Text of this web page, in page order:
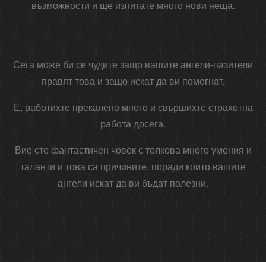
възможности и ще изпитате много нови неща.
Сега може би се чудите защо вашите ангели-пазители
правят това и защо искат да ви помогнат.
Е, работихте прекалено много и свършихте страхотна
работа досега.
Вие сте фантастичен човек с толкова много умения и
таланти и това са причините, поради които вашите
ангели искат да ви бъдат полезни.